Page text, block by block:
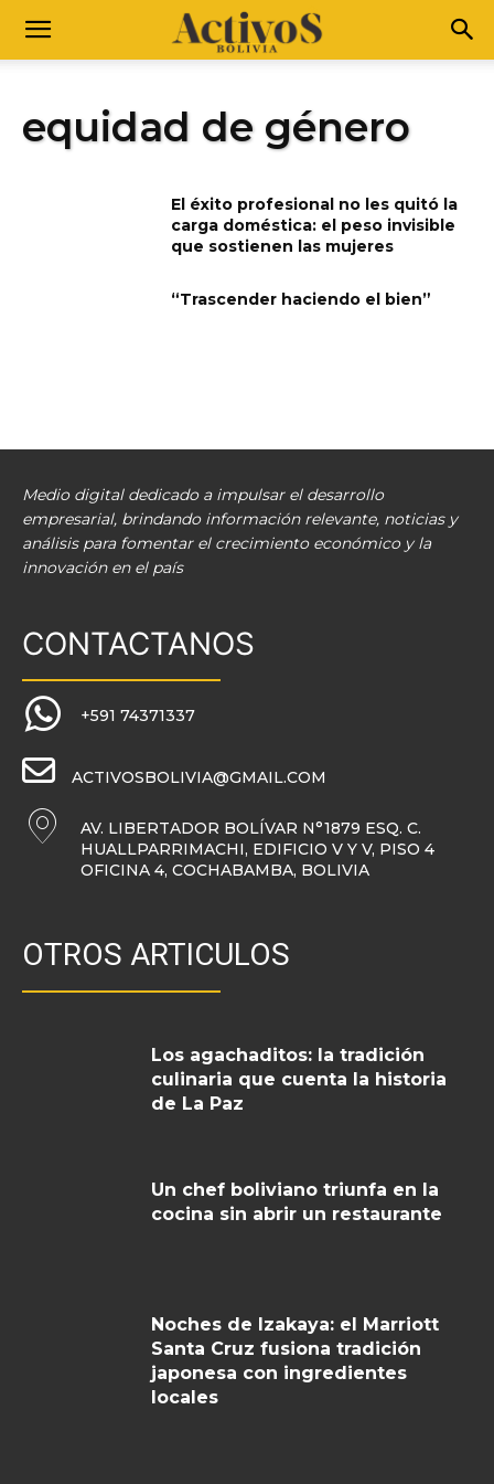
equidad de género
El éxito profesional no les quitó la
carga doméstica: el peso invisible
que sostienen las mujeres
“Trascender haciendo el bien”
Medio digital dedicado a impulsar el desarrollo
empresarial, brindando información relevante, noticias y
análisis para fomentar el crecimiento económico y la
innovación en el país
CONTACTANOS
+591 74371337
ACTIVOSBOLIVIA@GMAIL.COM
AV. LIBERTADOR BOLÍVAR N°1879 ESQ. C.
HUALLPARRIMACHI, EDIFICIO V Y V, PISO 4
OFICINA 4, COCHABAMBA, BOLIVIA
OTROS ARTICULOS
Los agachaditos: la tradición
culinaria que cuenta la historia
de La Paz
Un chef boliviano triunfa en la
cocina sin abrir un restaurante
Noches de Izakaya: el Marriott
Santa Cruz fusiona tradición
japonesa con ingredientes
locales